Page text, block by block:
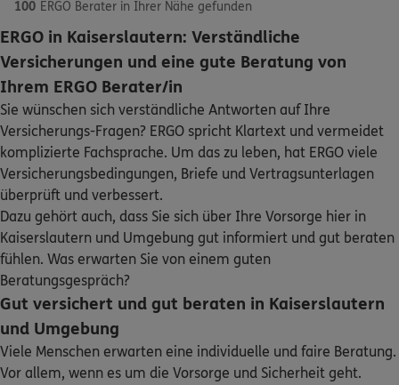
Schaden oder Leistungsfall melden
Bequem online oder telefonisch
Rechnung einreichen
Kontakt
Meine Versicherungen
Sehen Sie auf einen Blick Ihre Versicherungen bei ERGO,
dem ERGO Rechtsschutz und der DKV.
100 ERGO Berater in Ihrer Nähe gefunden
Uwe Frank
Marktstraße 40,67655
Homepage besuchen
Alex Kerber
Friedenstr. 88,
Homepage besuchen
Mike Dürrkopf
Hertelsbrunnenring 10
(4.2 km)
Homepage besuchen
5/5 ERGO
ERGO in Kaiserslautern: Verständliche
Versicherungen und eine gute Beratung von
Ihrem ERGO Berater/in
Sie wünschen sich verständliche Antworten auf Ihre
Versicherungs-Fragen? ERGO spricht Klartext und vermeidet
komplizierte Fachsprache. Um das zu leben, hat ERGO viele
Versicherungsbedingungen, Briefe und Vertragsunterlagen
überprüft und verbessert.
Dazu gehört auch, dass Sie sich über Ihre Vorsorge hier in
Kaiserslautern und Umgebung gut informiert und gut beraten
fühlen. Was erwarten Sie von einem guten
Beratungsgespräch?
Gut versichert und gut beraten in Kaiserslautern
und Umgebung
Viele Menschen erwarten eine individuelle und faire Beratung.
Vor allem, wenn es um die Vorsorge und Sicherheit geht.